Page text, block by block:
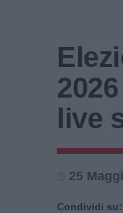
live
25
Condividi su: